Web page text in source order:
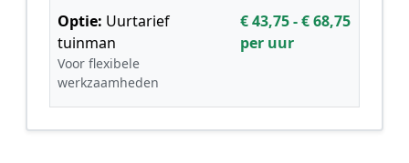
Optie: Uurtarief
tuinman
Voor flexibele
werkzaamheden
€ 43,75 - € 68,75
per uur